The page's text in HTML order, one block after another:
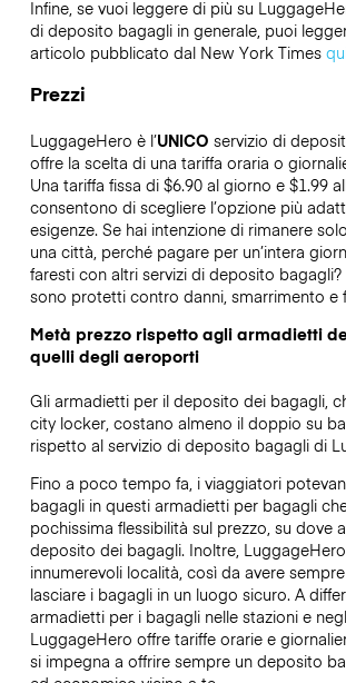
Infine, se vuoi leggere di più su
di deposito bagagli in generale, puoi
articolo pubblicato dal New York Times
Prezzi
LuggageHero è l’UNICO servizio di
offre la scelta di una tariffa oraria o
Una tariffa fissa di $6.90 al giorno e $1.99
consentono di scegliere l’opzione più
esigenze. Se hai intenzione di rimanere
una città, perché pagare per un’intera
faresti con altri servizi di deposito bagagli?
sono protetti contro danni, smarrimento e
Metà prezzo rispetto agli armadietti
quelli degli aeroporti
Gli armadietti per il deposito dei bagagli,
city locker, costano almeno il doppio su
rispetto al servizio di deposito bagagli di
Fino a poco tempo fa, i viaggiatori
bagagli in questi armadietti per bagagli
pochissima flessibilità sul prezzo, su dove
deposito dei bagagli. Inoltre,
innumerevoli località, così da avere
lasciare i bagagli in un luogo sicuro. A
armadietti per i bagagli nelle stazioni e
LuggageHero offre tariffe orarie e
si impegna a offrire sempre un deposito